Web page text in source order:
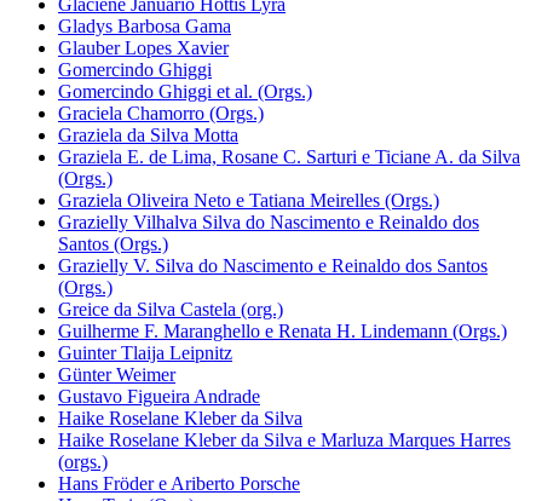
Glaciene Januario Hottis Lyra
Gladys Barbosa Gama
Glauber Lopes Xavier
Gomercindo Ghiggi
Gomercindo Ghiggi et al. (Orgs.)
Graciela Chamorro (Orgs.)
Graziela da Silva Motta
Graziela E. de Lima, Rosane C. Sarturi e Ticiane A. da Silva
(Orgs.)
Graziela Oliveira Neto e Tatiana Meirelles (Orgs.)
Grazielly Vilhalva Silva do Nascimento e Reinaldo dos
Santos (Orgs.)
Grazielly V. Silva do Nascimento e Reinaldo dos Santos
(Orgs.)
Greice da Silva Castela (org.)
Guilherme F. Maranghello e Renata H. Lindemann (Orgs.)
Guinter Tlaija Leipnitz
Günter Weimer
Gustavo Figueira Andrade
Haike Roselane Kleber da Silva
Haike Roselane Kleber da Silva e Marluza Marques Harres
(orgs.)
Hans Fröder e Ariberto Porsche